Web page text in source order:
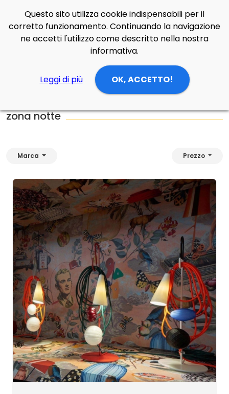
Side Navigation CercaContatti
Login
Prodotti Lampade Tavolo zona notte
zona notte
Marca Prezzo
Questo sito utilizza cookie indispensabili per il
corretto funzionamento. Continuando la navigazione
ne accetti l'utilizzo come descritto nella nostra
informativa.
Leggi di più OK, ACCETTO!